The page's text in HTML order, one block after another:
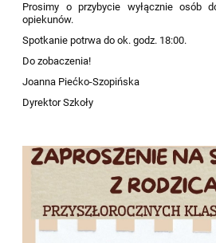
Prosimy o przybycie wyłącznie osób
opiekunów.
Spotkanie potrwa do ok. godz. 18:00.
Do zobaczenia!
Joanna Piećko-Szopińska
Dyrektor Szkoły